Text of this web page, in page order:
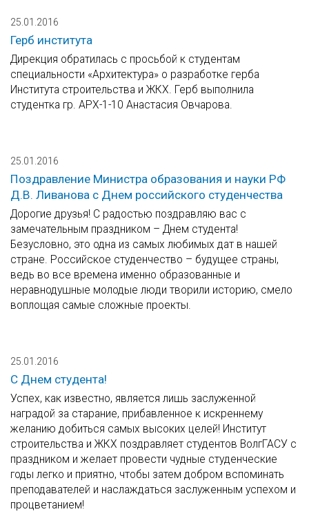
25.01.2016
Герб института
Дирекция обратилась с просьбой к студентам
специальности «Архитектура» о разработке герба
Института строительства и ЖКХ. Герб выполнила
студентка гр. АРХ-1-10 Анастасия Овчарова.
25.01.2016
Поздравление Министра образования и науки РФ
Д.В. Ливанова с Днем российского студенчества
Дорогие друзья! С радостью поздравляю вас с
замечательным праздником – Днем студента!
Безусловно, это одна из самых любимых дат в нашей
стране. Российское студенчество – будущее страны,
ведь во все времена именно образованные и
неравнодушные молодые люди творили историю, смело
воплощая самые сложные проекты.
25.01.2016
С Днем студента!
Успех, как известно, является лишь заслуженной
наградой за старание, прибавленное к искреннему
желанию добиться самых высоких целей! Институт
строительства и ЖКХ поздравляет студентов ВолгГАСУ с
праздником и желает провести чудные студенческие
годы легко и приятно, чтобы затем добром вспоминать
преподавателей и наслаждаться заслуженным успехом и
процветанием!